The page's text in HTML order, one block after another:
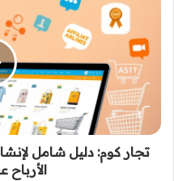
تجار كوم: دليل شامل
الأرباح